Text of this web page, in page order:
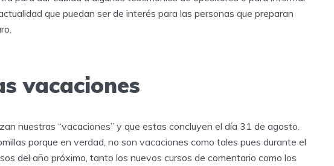
que puedan ser de interés para las personas que preparan
vacaciones
nuestras “vacaciones” y que estas concluyen el día 31 de agosto.
porque en verdad, no son vacaciones como tales pues durante el
del año próximo, tanto los nuevos cursos de comentario como los